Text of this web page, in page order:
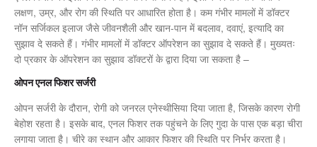
लक्षण, उम्र, और रोग की स्थिति पर आधारित होता है। कम गंभीर मामलों में डॉक्टर
नॉन सर्जिकल इलाज जैसे जीवनशैली और खान-पान में बदलाव, दवाएं, इत्यादि का
सुझाव दे सकते हैं। गंभीर मामलों में डॉक्टर ऑपरेशन का सुझाव दे सकते हैं। मुख्यतः
दो प्रकार के ऑपरेशन का सुझाव डॉक्टरों के द्वारा दिया जा सकता है –
ओपन एनल फिशर सर्जरी
ओपन सर्जरी के दौरान, रोगी को जनरल एनेस्थीसिया दिया जाता है, जिसके कारण रोगी
बेहोश रहता है। इसके बाद, एनल फिशर तक पहुंचने के लिए गुदा के पास एक बड़ा चीरा
लगाया जाता है। चीरे का स्थान और आकार फिशर की स्थिति पर निर्भर करता है।